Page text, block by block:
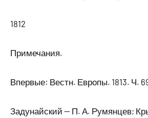
1812
Примечания.
Впервые: Вестн. Европы. 1813. Ч.
Задунайский — П. А. Румянцев;